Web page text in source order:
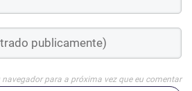
para a próxima vez que eu comentar